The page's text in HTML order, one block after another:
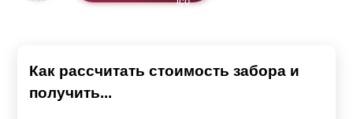
Как рассчитать стоимость забора и
получить...